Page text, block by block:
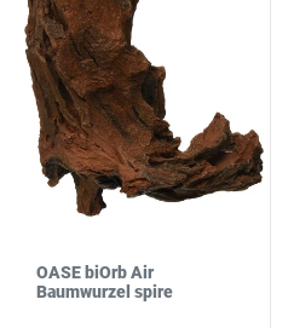
OASE biOrb Air
Baumwurzel spire
N
R
S